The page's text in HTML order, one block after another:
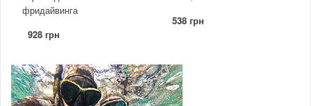
фридайвинга
928 грн
538 грн